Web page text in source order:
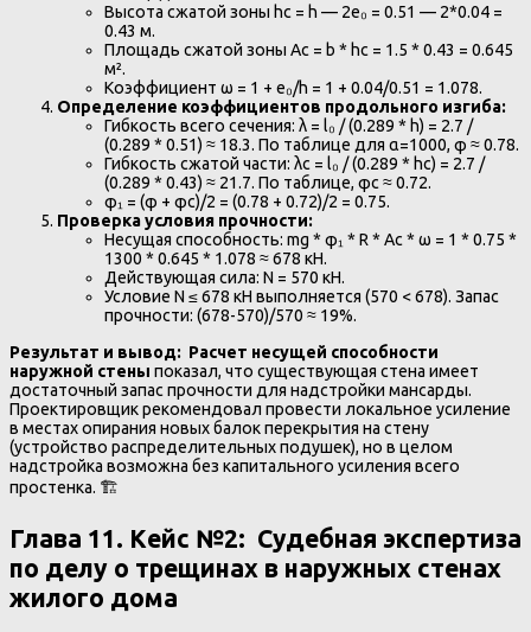
Высота сжатой зоны hc = h — 2e₀ = 0.51 — 2*0.04 =
0.43 м.
Площадь сжатой зоны Ac = b * hc = 1.5 * 0.43 = 0.645
м².
Коэффициент ω = 1 + e₀/h = 1 + 0.04/0.51 = 1.078.
Определение коэффициентов продольного изгиба:
Гибкость всего сечения: λ = l₀ / (0.289 * h) = 2.7 /
(0.289 * 0.51) ≈ 18.3. По таблице для α=1000, φ ≈ 0.78.
Гибкость сжатой части: λc = l₀ / (0.289 * hc) = 2.7 /
(0.289 * 0.43) ≈ 21.7. По таблице, φc ≈ 0.72.
φ₁ = (φ + φc)/2 = (0.78 + 0.72)/2 = 0.75.
Проверка условия прочности:
Несущая способность: mg * φ₁ * R * Ac * ω = 1 * 0.75 *
1300 * 0.645 * 1.078 ≈ 678 кН.
Действующая сила: N = 570 кН.
Условие N ≤ 678 кН выполняется (570 < 678). Запас
прочности: (678-570)/570 ≈ 19%.
Результат и вывод: Расчет несущей способности
наружной стены показал, что существующая стена имеет
достаточный запас прочности для надстройки мансарды.
Проектировщик рекомендовал провести локальное усиление
в местах опирания новых балок перекрытия на стену
(устройство распределительных подушек), но в целом
надстройка возможна без капитального усиления всего
простенка. 🏗️
Глава 11. Кейс №2: Судебная экспертиза
по делу о трещинах в наружных стенах
жилого дома